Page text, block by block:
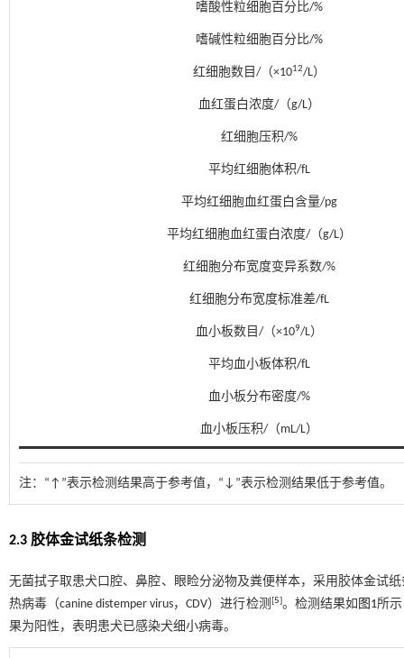
嗜酸性粒细胞百分比/%
嗜碱性粒细胞百分比/%
红细胞数目/（×1012/L）
血红蛋白浓度/（g/L）
红细胞压积/%
平均红细胞体积/fL
平均红细胞血红蛋白含量/pg
平均红细胞血红蛋白浓度/（g/L）
红细胞分布宽度变异系数/%
红细胞分布宽度标准差/fL
血小板数目/（×109/L）
平均血小板体积/fL
血小板分布密度/%
血小板压积/（mL/L）
注： “↑”表示检测结果高于参考值，“↓”表示检测结果低于参考值。
2.3 胶体金试纸条检测
无菌拭子取患犬口腔、鼻腔、眼睑分泌物及粪便样本，采用胶体金试
热病毒（canine distemper virus，CDV）进行检测 [5]。检测结果如 图1所
果为阳性，表明患犬已感染犬细小病毒。